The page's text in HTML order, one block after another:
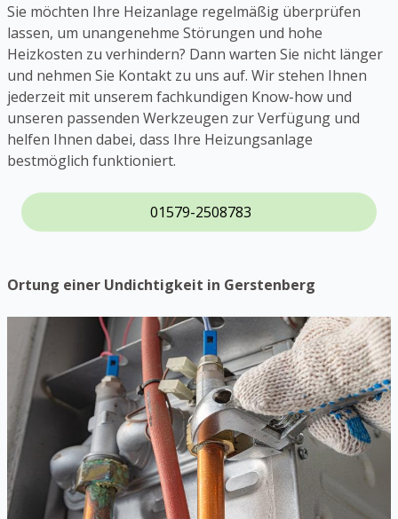
Sie möchten Ihre Heizanlage regelmäßig überprüfen
lassen, um unangenehme Störungen und hohe
Heizkosten zu verhindern? Dann warten Sie nicht länger
und nehmen Sie Kontakt zu uns auf. Wir stehen Ihnen
jederzeit mit unserem fachkundigen Know-how und
unseren passenden Werkzeugen zur Verfügung und
helfen Ihnen dabei, dass Ihre Heizungsanlage
bestmöglich funktioniert.
01579-2508783
Ortung einer Undichtigkeit in Gerstenberg